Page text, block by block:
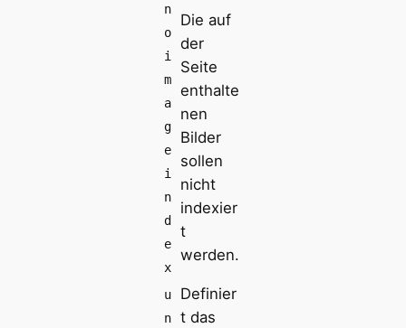
n
o
i
m
a
g
e
i
n
d
e
x
Die auf
der
Seite
enthalte
nen
Bilder
sollen
nicht
indexier
t
werden.
u
n
Definier
t das